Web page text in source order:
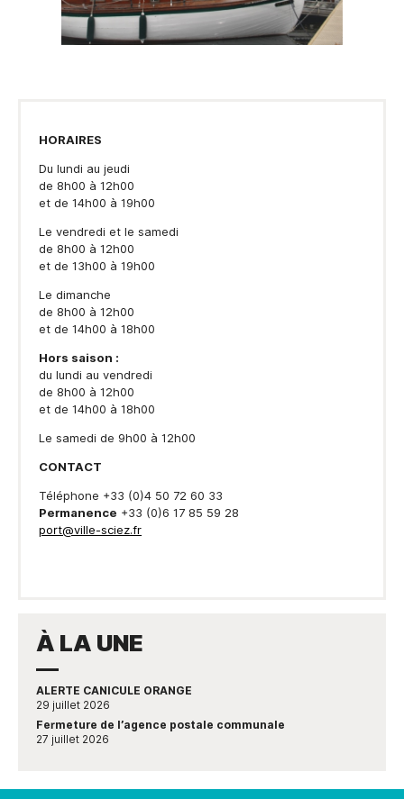
HORAIRES
Du lundi au jeudi
de 8h00 à 12h00
et de 14h00 à 19h00
Le vendredi et le samedi
de 8h00 à 12h00
et de 13h00 à 19h00
Le dimanche
de 8h00 à 12h00
et de 14h00 à 18h00
Hors saison :
du lundi au vendredi
de 8h00 à 12h00
et de 14h00 à 18h00
Le samedi de 9h00 à 12h00
CONTACT
Téléphone +33 (0)4 50 72 60 33
Permanence +33 (0)6 17 85 59 28
port@ville-sciez.fr
À LA UNE
ALERTE CANICULE ORANGE
29 juillet 2026
Fermeture de l’agence postale communale
27 juillet 2026